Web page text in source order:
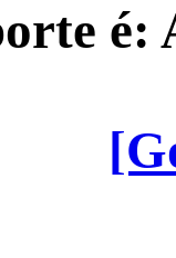
é: